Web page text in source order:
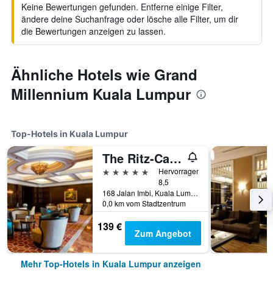
Keine Bewertungen gefunden. Entferne einige Filter,
ändere deine Suchanfrage oder lösche alle Filter, um dir
die Bewertungen anzeigen zu lassen.
Ähnliche Hotels wie Grand
Millennium Kuala Lumpur
Top-Hotels in Kuala Lumpur
The Ritz-Carlton Kuala Lumpur
5 Sterne
Hervorragend
8,5
168 Jalan Imbi, Kuala Lumpur, Malaysia
0,0 km vom Stadtzentrum
139 € Zum Angebot
Mehr Top-Hotels in Kuala Lumpur anzeigen